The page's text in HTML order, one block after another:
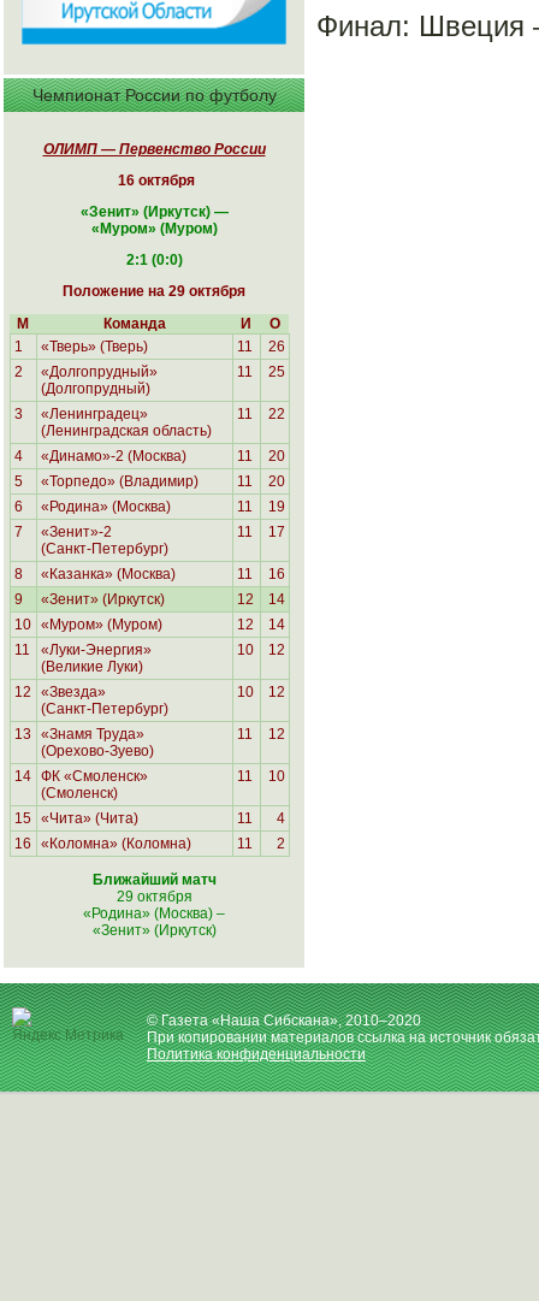
Чемпионат России по футболу
ОЛИМП — Первенство России
16 октября
«Зенит» (Иркутск) —
«Муром» (Муром)
2:1 (0:0)
Положение на 29 октября
М
Команда И
О
1
«Тверь» (Тверь) 11
26
2
«Долгопрудный»
(Долгопрудный)
11 25
3
«Ленинградец»
(Ленинградская область)
11 22
4 «Динамо»-2 (Москва) 11
20
5
«Торпедо» (Владимир) 11
20
6
«Родина» (Москва) 11
19
7
«Зенит»-2
(Санкт-Петербург)
11 17
8 «Казанка» (Москва) 11
16
9
«Зенит» (Иркутск) 12
14
10 «Муром» (Муром) 12
14
11
«Луки-Энергия»
(Великие Луки)
10 12
12
«Звезда»
(Санкт-Петербург)
10 12
13
«Знамя Труда»
(Орехово-Зуево)
11 12
14 ФК «Смоленск»
(Смоленск)
11 10
15 «Чита» (Чита) 11
4
16
«Коломна» (Коломна) 11 2
Ближайший матч
29 октября
«Родина» (Москва) –
«Зенит» (Иркутск)
Финал: Швеция
© Газета «Наша Сибскана», 2010–2020
При копировании материалов ссылка на источник
Политика конфиденциальности